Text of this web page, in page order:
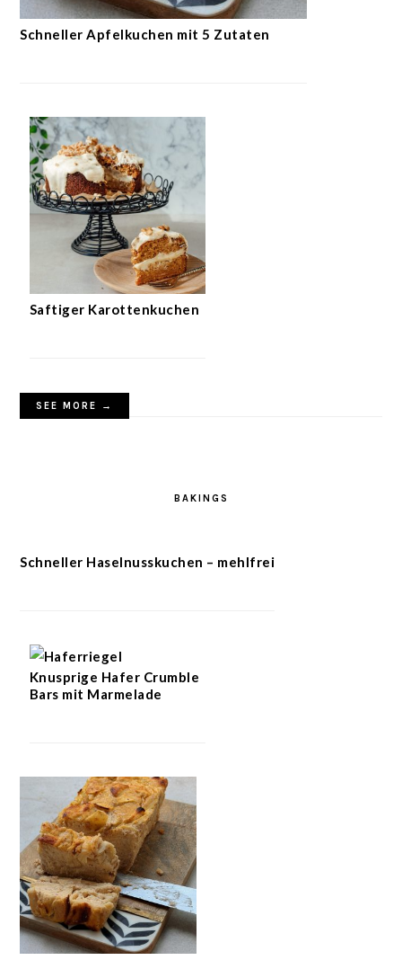
Schneller Apfelkuchen mit 5 Zutaten
Saftiger Karottenkuchen
SEE MORE →
BAKINGS
Schneller Haselnusskuchen – mehlfrei
Knusprige Hafer Crumble
Bars mit Marmelade